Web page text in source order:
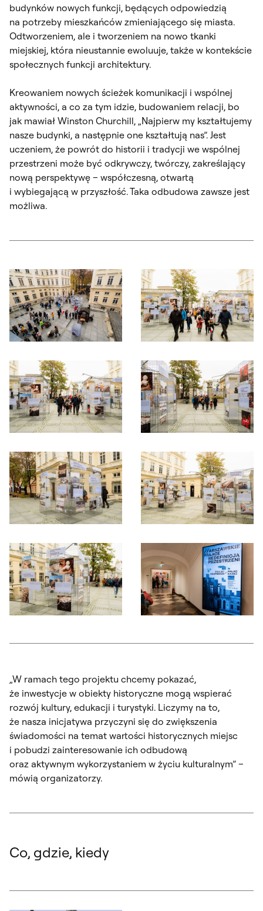
budynków nowych funkcji, będących odpowiedzią
na potrzeby mieszkańców zmieniającego się miasta.
Odtworzeniem, ale i tworzeniem na nowo tkanki
miejskiej, która nieustannie ewoluuje, także w kontekście
społecznych funkcji architektury.
Kreowaniem nowych ścieżek komunikacji i wspólnej
aktywności, a co za tym idzie, budowaniem relacji, bo
jak mawiał Winston Churchill, „Najpierw my kształtujemy
nasze budynki, a następnie one kształtują nas”. Jest
uczeniem, że powrót do historii i tradycji we wspólnej
przestrzeni może być odkrywczy, twórczy, zakreślający
nową perspektywę – współczesną, otwartą
i wybiegającą w przyszłość. Taka odbudowa zawsze jest
możliwa.
„W ramach tego projektu chcemy pokazać,
że inwestycje w obiekty historyczne mogą wspierać
rozwój kultury, edukacji i turystyki. Liczymy na to,
że nasza inicjatywa przyczyni się do zwiększenia
świadomości na temat wartości historycznych miejsc
i pobudzi zainteresowanie ich odbudową
oraz aktywnym wykorzystaniem w życiu kulturalnym” –
mówią organizatorzy.
Co, gdzie, kiedy